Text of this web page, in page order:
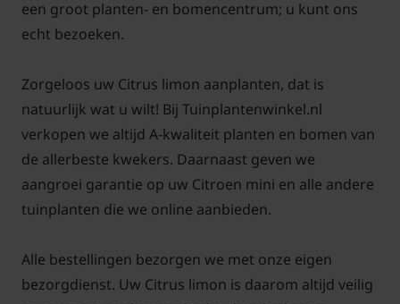
verplaatsen, bijvoorbeeld een serre of orangerie.
Voor een levendige uitstraling kun je rondom de
plant groen, zoals kruiden of bloemen, plaatsen.
Citrus limon snoeien en
Om het mini-citroenboompje compact te houden, is
een groot planten- en bomencentrum; u kunt ons
echt bezoeken.
Zorgeloos uw Citrus limon aanplanten, dat is
natuurlijk wat u wilt! Bij Tuinplantenwinkel.nl
verkopen we altijd A-kwaliteit planten en bomen van
de allerbeste kwekers. Daarnaast geven we
aangroei garantie op uw Citroen mini en alle andere
tuinplanten die we online aanbieden.
Alle bestellingen bezorgen we met onze eigen
bezorgdienst. Uw Citrus limon is daarom altijd veilig